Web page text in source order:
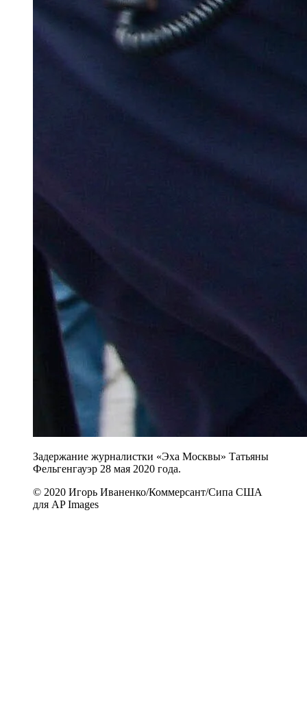
Задержание журналистки «Эха Москвы» Татьяны
Фельгенгауэр 28 мая 2020 года.
© 2020 Игорь Иваненко/Коммерсант/Сипа США
для AP Images